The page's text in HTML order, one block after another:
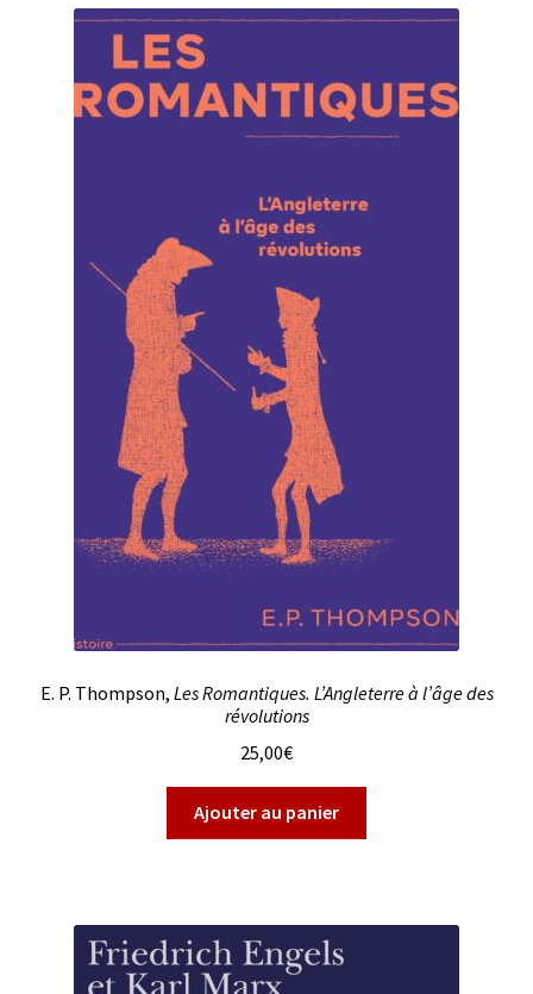
E. P. Thompson, Les Romantiques. L’Angleterre à l’âge des
révolutions
25,00€
Ajouter au panier